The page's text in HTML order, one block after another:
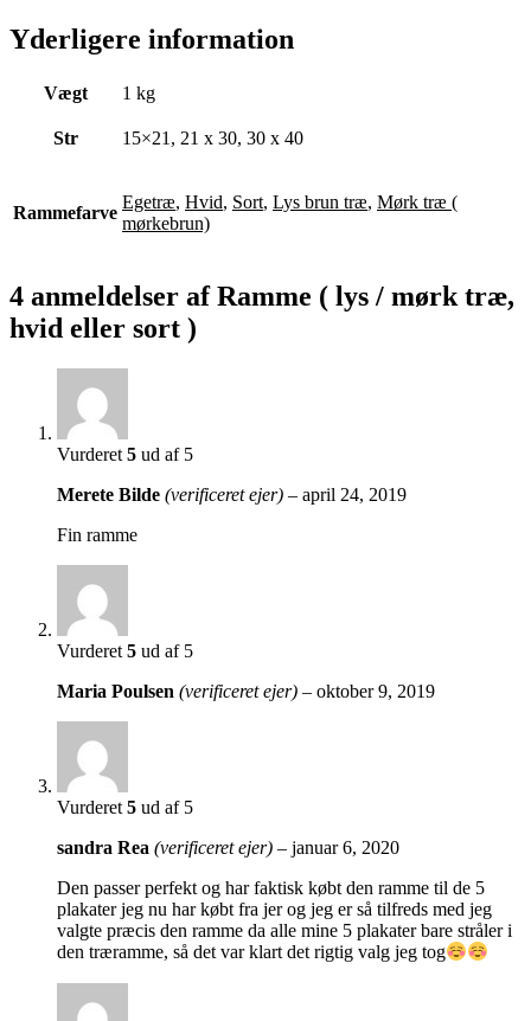
Yderligere information
Vægt 1 kg
Str 15×21, 21 x 30, 30 x 40
Rammefarve
Egetræ, Hvid, Sort, Lys brun træ, Mørk træ (
mørkebrun)
4 anmeldelser afRamme ( lys / mørk træ,
hvid eller sort )
Vurderet 5 ud af 5
Merete Bilde (verificeret ejer) – april 24, 2019
Fin ramme
Vurderet 5 ud af 5
Maria Poulsen (verificeret ejer) – oktober 9, 2019
Vurderet 5 ud af 5
sandra Rea (verificeret ejer) – januar 6, 2020
Den passer perfekt og har faktisk købt den ramme til de 5
plakater jeg nu har købt fra jer og jeg er så tilfreds med jeg
valgte præcis den ramme da alle mine 5 plakater bare stråler i
den træramme, så det var klart det rigtig valg jeg tog